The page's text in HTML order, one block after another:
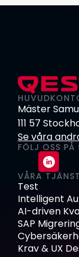
Mäster
111 57
Se våra
FÖLJ OSS PÅ
VÅRA
Test
Intelligent
AI-driven
SAP
Krav & UX